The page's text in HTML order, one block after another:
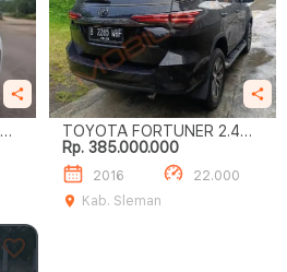
TOYOTA FORTUNER 2.4
VRZ
Rp. 385.000.000
2016
22.000
Kab. Sleman